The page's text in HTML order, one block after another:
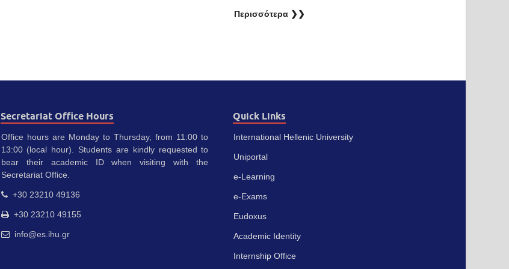
Περισσότερα ❯❯
Secretariat Office Hours
Office hours are Monday to Thursday, from 11:00 to
13:00 (local hour). Students are kindly requested to
bear their academic ID when visiting with the
Secretariat Office.
+30 23210 49136
+30 23210 49155
info@es.ihu.gr
Quick Links
International Hellenic University
Uniportal
e-Learning
e-Exams
Eudoxus
Academic Identity
Internship Office